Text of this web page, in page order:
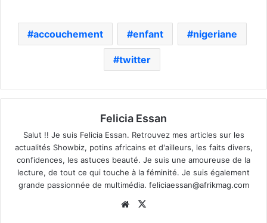
accouchement enfant nigeriane
twitter
Felicia Essan
Salut !! Je suis Felicia Essan. Retrouvez mes articles sur les
actualités Showbiz, potins africains et d'ailleurs, les faits divers,
confidences, les astuces beauté. Je suis une amoureuse de la
lecture, de tout ce qui touche à la féminité. Je suis également
grande passionnée de multimédia. feliciaessan@afrikmag.com
Website